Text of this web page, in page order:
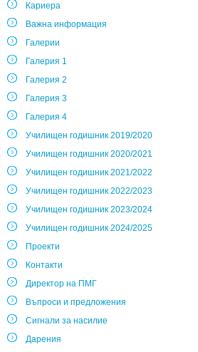
Кариера
Важна информация
Галерии
Галерия 1
Галерия 2
Галерия 3
Галерия 4
Училищен годишник 2019/2020
Училищен годишник 2020/2021
Училищен годишник 2021/2022
Училищен годишник 2022/2023
Училищен годишник 2023/2024
Училищен годишник 2024/2025
Проекти
Контакти
Директор на ПМГ
Въпроси и предложения
Сигнали за насилие
Дарения